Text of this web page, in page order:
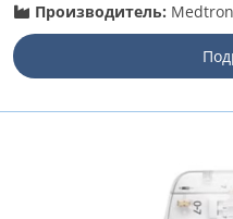
Производитель: